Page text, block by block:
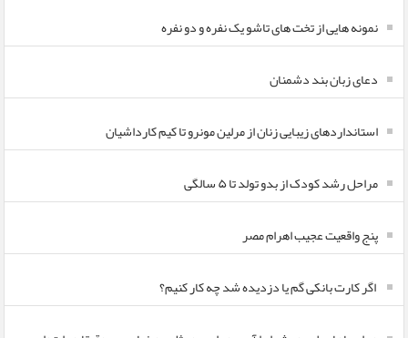
نمونه هایی از تخت های تاشو یک نفره و دو نفره
دعای زبان بند دشمنان
استانداردهای زیبایی زنان از مرلین مونرو تا کیم کارداشیان
مراحل رشد کودک از بدو تولد تا ۵ سالگی
پنج واقعیت عجیب اهرام مصر
اگر کارت بانکی گم یا دزدیده شد چه کار کنیم؟